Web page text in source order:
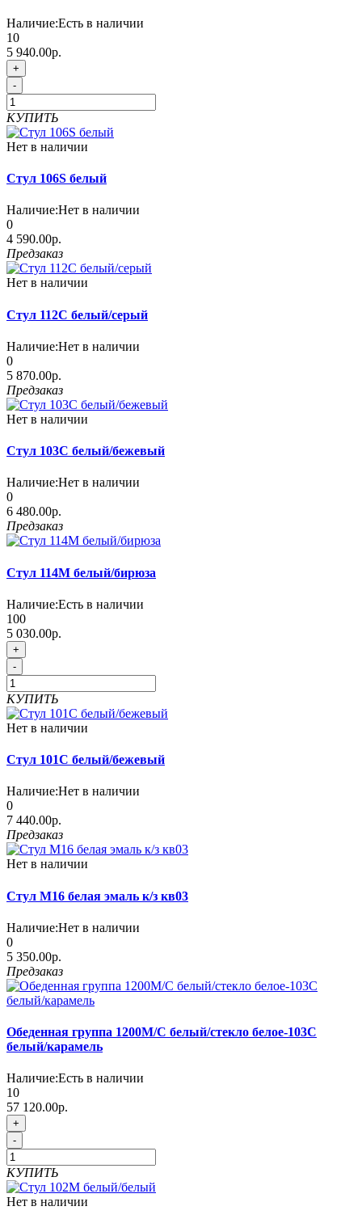
Наличие:Есть в наличии
10
5 940.00р.
+
-
КУПИТЬ
Нет в наличии
Стул 106S белый
Наличие:Нет в наличии
0
4 590.00р.
Предзаказ
Нет в наличии
Стул 112С белый/серый
Наличие:Нет в наличии
0
5 870.00р.
Предзаказ
Нет в наличии
Стул 103С белый/бежевый
Наличие:Нет в наличии
0
6 480.00р.
Предзаказ
Стул 114М белый/бирюза
Наличие:Есть в наличии
100
5 030.00р.
+
-
КУПИТЬ
Нет в наличии
Стул 101С белый/бежевый
Наличие:Нет в наличии
0
7 440.00р.
Предзаказ
Нет в наличии
Стул М16 белая эмаль к/з кв03
Наличие:Нет в наличии
0
5 350.00р.
Предзаказ
Обеденная группа 1200М/С белый/стекло белое-103С
белый/карамель
Наличие:Есть в наличии
10
57 120.00р.
+
-
КУПИТЬ
Нет в наличии